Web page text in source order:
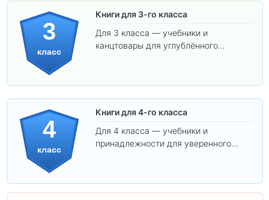
3
класс
Книги для 3-го класса
Для 3 класса — учебники и
канцтовары для углублённого
4
класс
Книги для 4-го класса
Для 4 класса — учебники и
принадлежности для уверенного